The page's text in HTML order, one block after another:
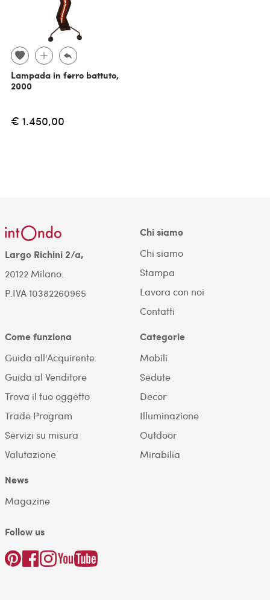
Lampada in ferro battuto,
2000
€ 1.450,00
Largo Richini 2/a,
20122 Milano.
P.IVA 10382260965
Chi siamo
Chi siamo
Stampa
Lavora con noi
Contatti
Come funziona
Guida all'Acquirente
Guida al Venditore
Trova il tuo oggetto
Trade Program
Servizi su misura
Valutazione
Categorie
Mobili
Sedute
Decor
Illuminazione
Outdoor
Mirabilia
News
Magazine
Follow us